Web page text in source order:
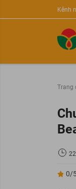
Kênh
Trang
0/